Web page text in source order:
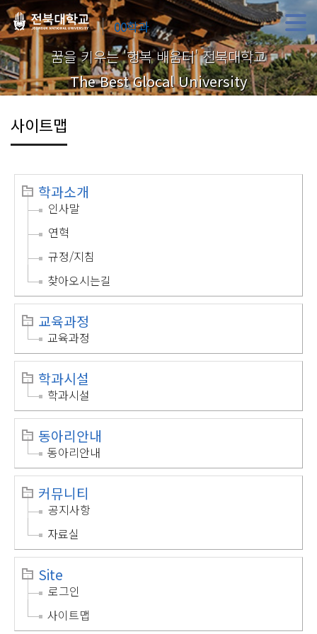
00학과
꿈을 키우는 '행복 배움터' 전북대학교
The Best Glocal University
사이트맵
학과소개
인사말
연혁
규정/지침
찾아오시는길
교육과정
교육과정
학과시설
학과시설
동아리안내
동아리안내
커뮤니티
공지사항
자료실
Site
로그인
사이트맵